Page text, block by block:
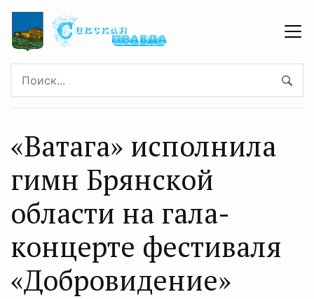
«Ватага» исполнила
гимн Брянской
области на гала-
концерте фестиваля
«Добровидение»